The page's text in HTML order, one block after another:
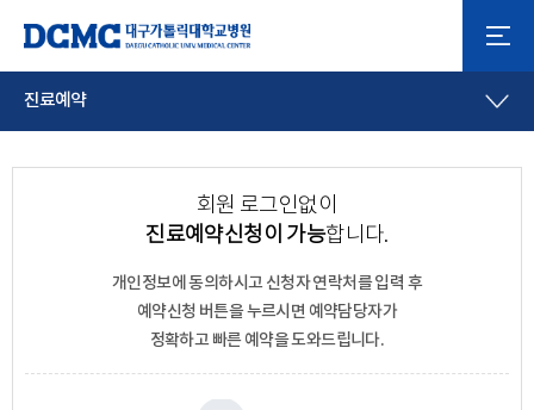
진료예약
회원 로그인없이
진료예약신청이 가능합니다.
개인정보에 동의하시고신청자 연락처를 입력 후
예약신청 버튼을 누르시면 예약담당자가
정확하고 빠른 예약을 도와드립니다.